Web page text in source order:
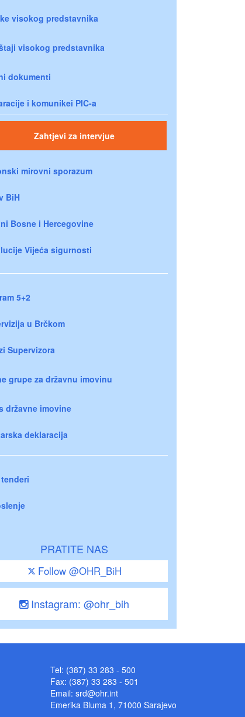
visokog predstavnika
visokog predstavnika
dokumenti
i komunikei PIC-a
Zahtjevi za intervjue
mirovni sporazum
BiH
Bosne i Hercegovine
Vijeća sigurnosti
5+2
u Brčkom
Supervizora
grupe za državnu imovinu
državne imovine
deklaracija
PRATITE NAS
Follow @OHR_BiH
Instagram: @ohr_bih
Tel: (387) 33 283 - 500
Fax: (387) 33 283 - 501
Email: srd@ohr.int
Emerika Bluma 1, 71000 Sarajevo